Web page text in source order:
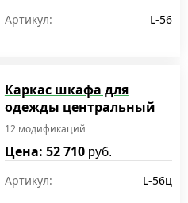
Артикул: L-56
Каркас шкафа для
одежды центральный
12 модификаций
Цена: 52 710 руб.
Артикул: L-56ц